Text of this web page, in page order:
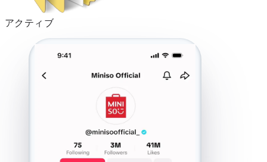
アクティブ